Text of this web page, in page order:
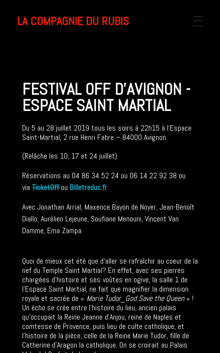
LA COMPAGNIE DU RUBIS
COMPAGNIE
EQUIPE
SPECTACLE
EVENEMENT
PRESSE
CONTACT
FESTIVAL OFF D'AVIGNON -
ESPACE SAINT MARTIAL
Du 5 au 28 juillet 2019 tous les soirs à 22h15 à l’Espace
Saint-Martial, 2 rue Henri Fabre – 84000 Avignon
(Relâche les 10, 17 et 24 juillet)
Réservations au 04 86 34 52 24 ou 06 14 22 92 38 ou
via TicketOffou Billetreduc.fr
Avec Jonathan Arrial, Maxence Bayon de Noyer, Jean-Benoît
Diallo, Aurélien Lejeune, Soufiane Menouni, Vincent Van
Damme, Ema Zampa
Quoi de mieux cet été que d’aller se rafraîchir au coeur de la
nef du Temple Saint Martial? En effet, avec ses pierres
chargées d’histoire et ses voûtes en ogive, la salle 1 de
l’Espace Saint Martial, ne fait que magnifier la dimension
royale et sacrée de « Marie Tudor_God Save the Queen» !
Un écho se crée entre l’histoire du lieu, ancien palais
qu’occupait la Reine Jeanne d’Anjou, reine de Naples et
comtesse de Provence, puis lieu de culte catholique, et
l’histoire de la pièce, celle de la Reine Marie Tudor, fille de
Catherine d’Aragon la catholique. On se croirait au Palais